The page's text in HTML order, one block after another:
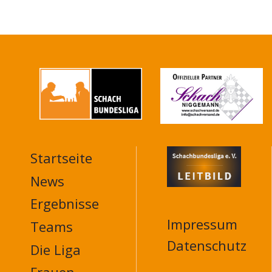
MAIN
NAVIGATION
FOOTER
Startseite
News
Ergebnisse
Teams
Die Liga
Impressum
Datenschutz